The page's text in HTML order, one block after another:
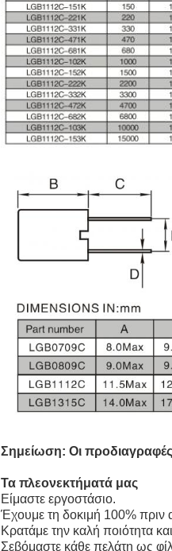
Σημείωση: Οι
Τα πλεονεκτήματά μας
Είμαστε εργοστάσιο.
Έχουμε τη δοκιμή 100%
Κρατάμε την καλή ποιότητα
Σεβόμαστε κάθε πελάτη ως